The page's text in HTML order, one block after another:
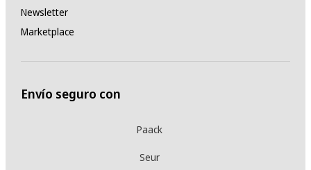
Newsletter
Marketplace
Envío seguro con
Paack
Seur